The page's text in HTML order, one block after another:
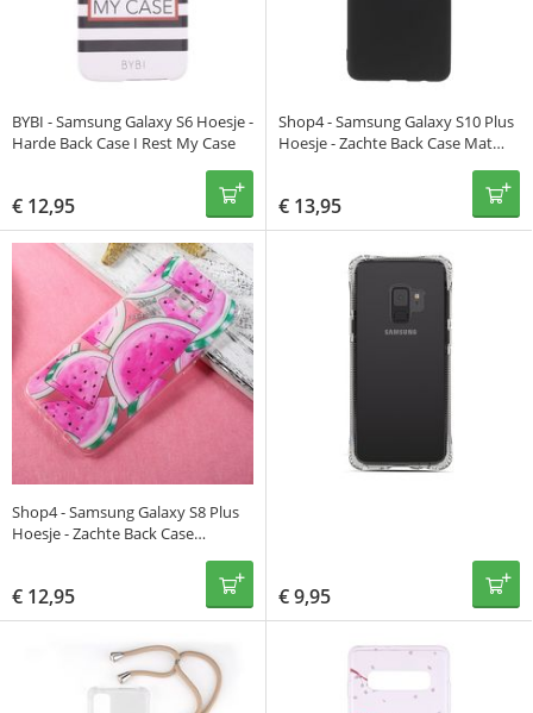
BYBI - Samsung Galaxy S6 Hoesje -
Harde Back Case I Rest My Case
€ 12,95
Shop4 - Samsung Galaxy S10 Plus
Hoesje - Zachte Back Case Mat
€ 13,95
Shop4 - Samsung Galaxy S8 Plus
Hoesje - Zachte Back Case
€ 12,95 €9,95